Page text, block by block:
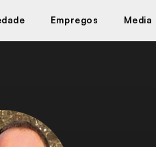
Empregos Media